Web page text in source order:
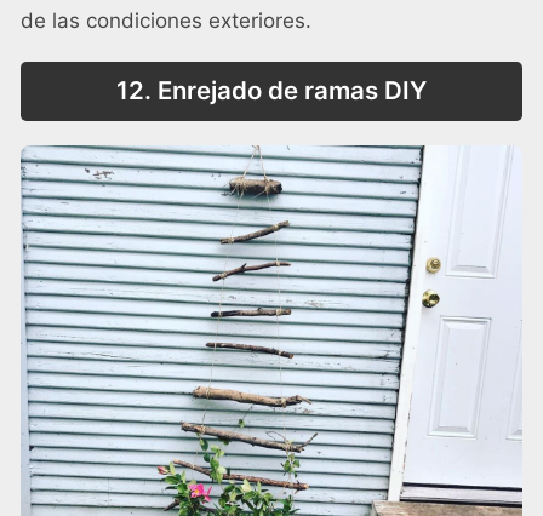
de las condiciones exteriores.
12. Enrejado de ramas DIY